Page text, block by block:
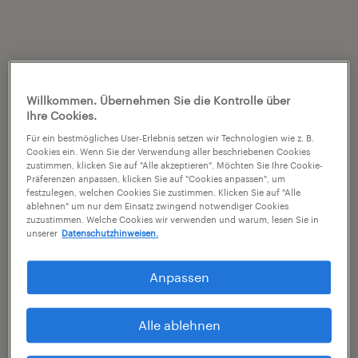
Willkommen. Übernehmen Sie die Kontrolle über
Ihre Cookies.
Für ein bestmögliches User-Erlebnis setzen wir Technologien wie z. B.
Cookies ein. Wenn Sie der Verwendung aller beschriebenen Cookies
zustimmen, klicken Sie auf "Alle akzeptieren". Möchten Sie Ihre Cookie-
Präferenzen anpassen, klicken Sie auf "Cookies anpassen", um
festzulegen, welchen Cookies Sie zustimmen. Klicken Sie auf "Alle
ablehnen" um nur dem Einsatz zwingend notwendiger Cookies
zuzustimmen. Welche Cookies wir verwenden und warum, lesen Sie in
unserer Datenschutzhinweisen.
Anpassen
Alle ablehnen